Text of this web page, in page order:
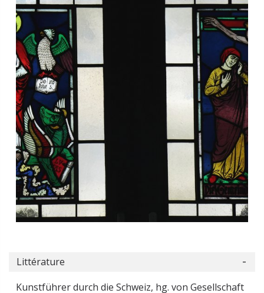
Littérature
Kunstführer durch die Schweiz, hg. von Gesellschaft